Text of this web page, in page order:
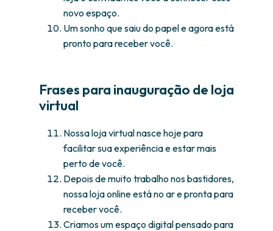
novo espaço.
Um sonho que saiu do papel e agora está
pronto para receber você.
Frases para inauguração de loja
virtual
Nossa loja virtual nasce hoje para
facilitar sua experiência e estar mais
perto de você.
Depois de muito trabalho nos bastidores,
nossa loja online está no ar e pronta para
receber você.
Criamos um espaço digital pensado para